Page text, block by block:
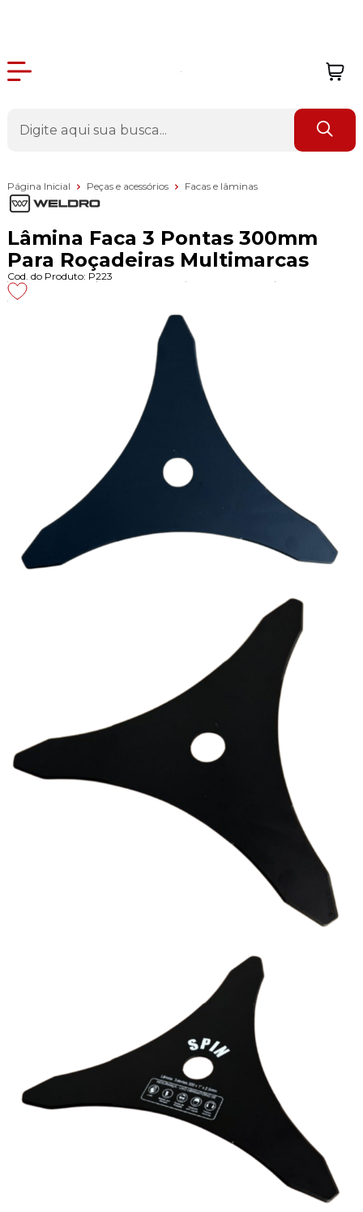
Página Inicial Peças e acessórios Facas e lâminas
Lâmina Faca 3 Pontas 300mm
Para Roçadeiras Multimarcas
Cod. do Produto: P223